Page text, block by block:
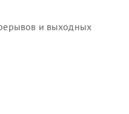
и выходных